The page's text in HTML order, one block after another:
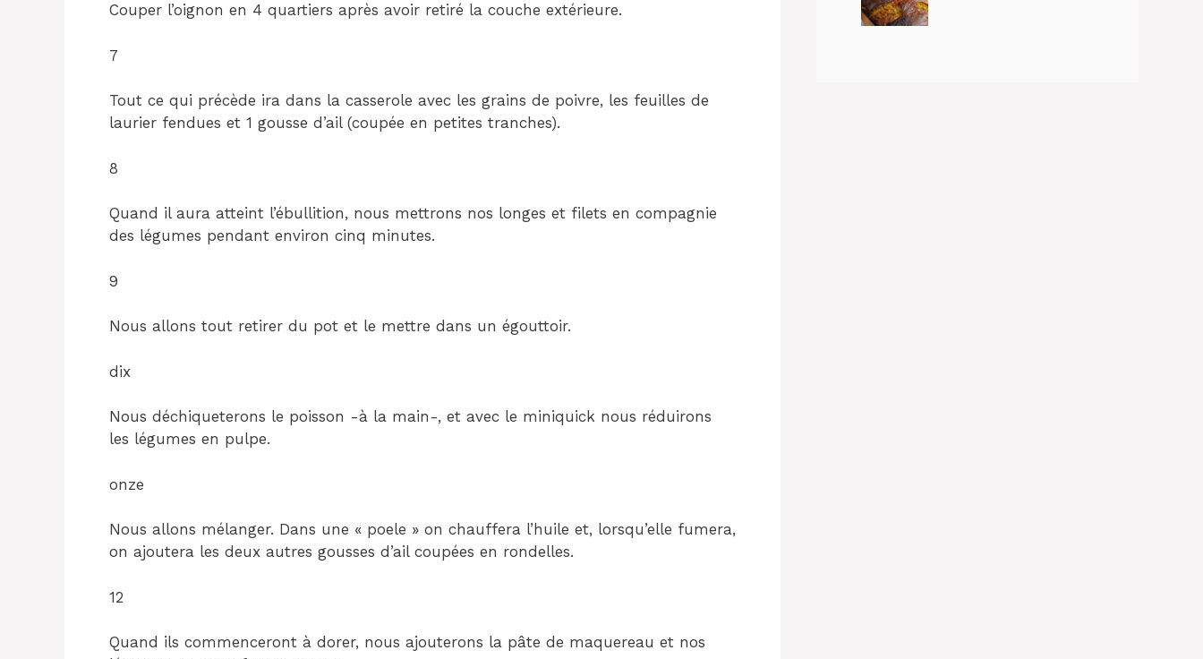
Couper l’oignon en 4 quartiers après avoir retiré la couche extérieure.
7
Tout ce qui précède ira dans la casserole avec les grains de poivre, les feuilles de
laurier fendues et 1 gousse d’ail (coupée en petites tranches).
8
Quand il aura atteint l’ébullition, nous mettrons nos longes et filets en compagnie
des légumes pendant environ cinq minutes.
9
Nous allons tout retirer du pot et le mettre dans un égouttoir.
dix
Nous déchiqueterons le poisson -à la main-, et avec le miniquick nous réduirons
les légumes en pulpe.
onze
Nous allons mélanger. Dans une « poele » on chauffera l’huile et, lorsqu’elle fumera,
on ajoutera les deux autres gousses d’ail coupées en rondelles.
12
Quand ils commenceront à dorer, nous ajouterons la pâte de maquereau et nos